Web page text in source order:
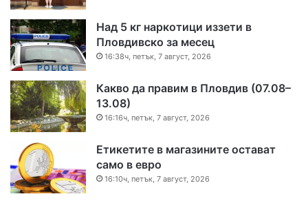
Над 5 кг наркотици иззети в
Пловдивско за месец
16:38ч, петък, 7 август, 2026
Какво да правим в Пловдив (07.08–
13.08)
16:16ч, петък, 7 август, 2026
Етикетите в магазините остават
само в евро
16:10ч, петък, 7 август, 2026